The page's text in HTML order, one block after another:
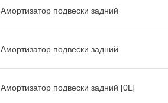
Амортизатор подвески задний
Амортизатор подвески задний
Амортизатор подвески задний [0L]